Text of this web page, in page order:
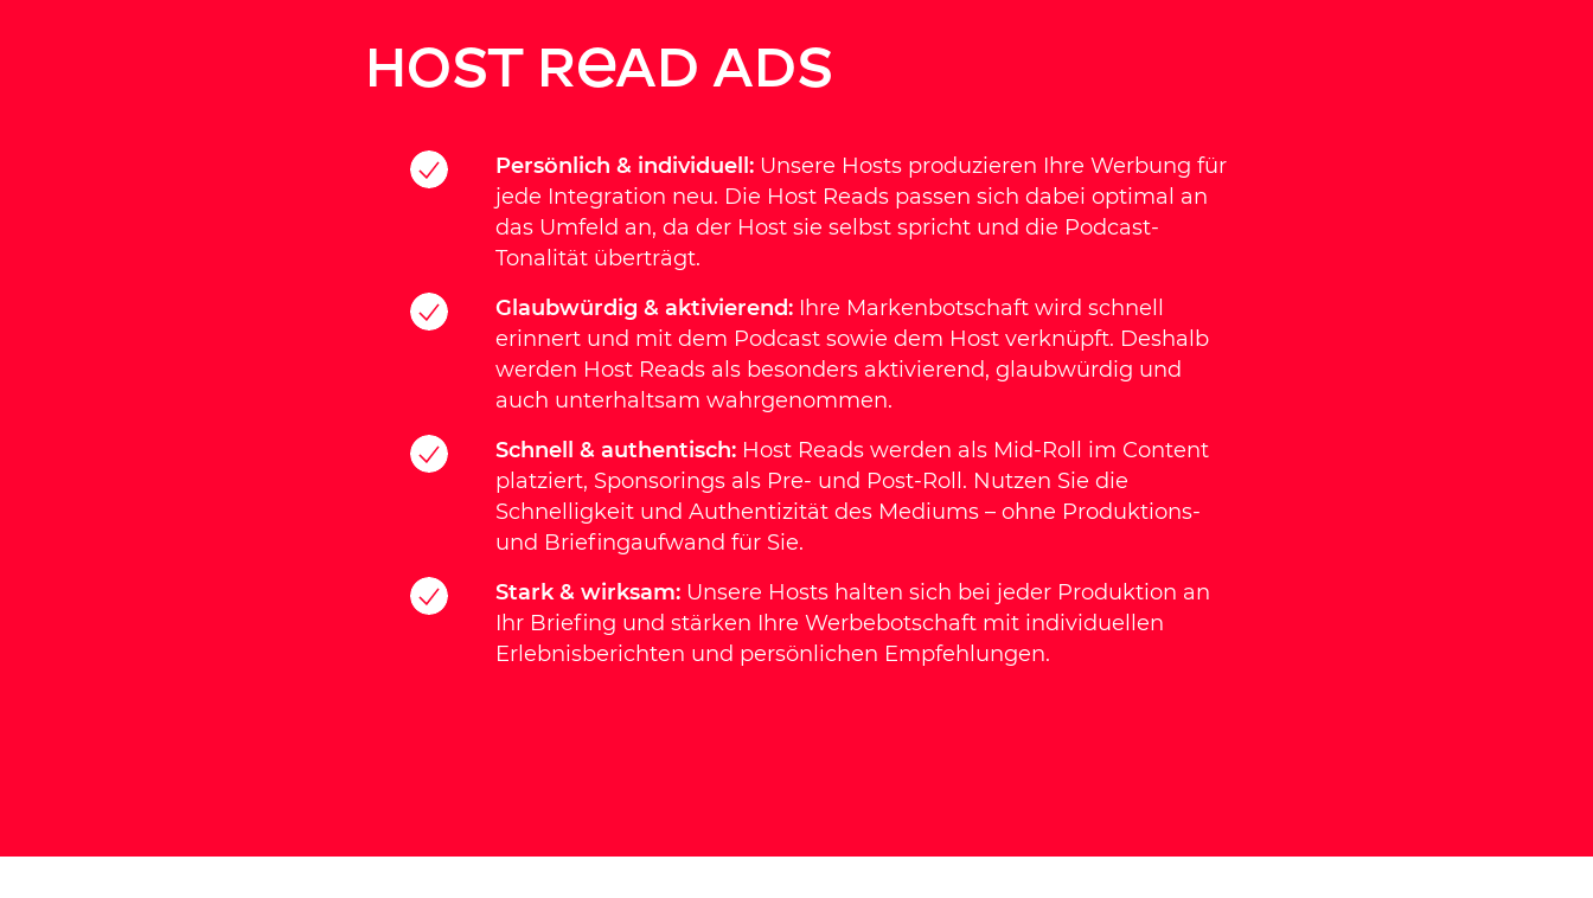
Host Read Ads
Persönlich & individuell: Unsere Hosts produzieren Ihre Werbung für
jede Integration neu. Die Host Reads passen sich dabei optimal an
das Umfeld an, da der Host sie selbst spricht und die Podcast-
Tonalität überträgt.
Glaubwürdig & aktivierend: Ihre Markenbotschaft wird schnell
erinnert und mit dem Podcast sowie dem Host verknüpft. Deshalb
werden Host Reads als besonders aktivierend, glaubwürdig und
auch unterhaltsam wahrgenommen.
Schnell & authentisch: Host Reads werden als Mid-Roll im Content
platziert, Sponsorings als Pre- und Post-Roll. Nutzen Sie die
Schnelligkeit und Authentizität des Mediums – ohne Produktions-
und Briefingaufwand für Sie.
Stark & wirksam: Unsere Hosts halten sich bei jeder Produktion an
Ihr Briefing und stärken Ihre Werbebotschaft mit individuellen
Erlebnisberichten und persönlichen Empfehlungen.